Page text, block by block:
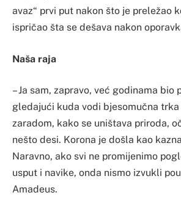
avaz“ prvi put nakon što je preležao
ispričao šta se dešava nakon
Naša raja
– Ja sam, zapravo, već godinama bio
gledajući kuda vodi bjesomučna trka
zaradom, kako se uništava priroda,
nešto desi. Korona je došla kao
Naravno, ako svi ne promijenimo
usput i navike, onda nismo izvukli
Amadeus.